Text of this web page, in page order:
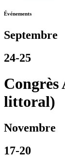
Événements
Septembre
24-25
littoral)
Novembre
17-20